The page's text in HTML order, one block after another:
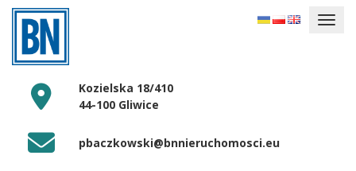
Kozielska 18/410
44-100 Gliwice
pbaczkowski@bnnieruchomosci.eu